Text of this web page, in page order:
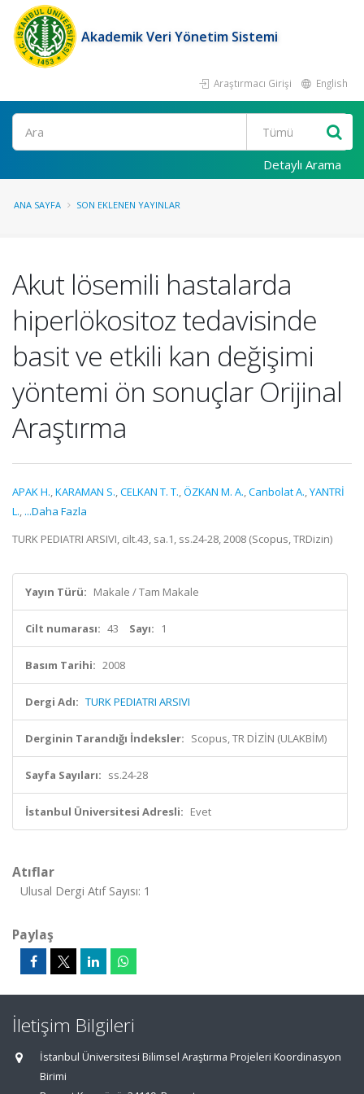
Akademik Veri Yönetim Sistemi
Araştırmacı Girişi English
Ara
Detaylı Arama
ANA SAYFA SON EKLENEN YAYINLAR
Akut lösemili hastalarda
hiperlökositoz tedavisinde
basit ve etkili kan değişimi
yöntemi ön sonuçlar Orijinal
Araştırma
APAK H.,KARAMAN S.,CELKAN T. T.,ÖZKAN M. A.,Canbolat A.,YANTRİ
L., ...Daha Fazla
TURK PEDIATRI ARSIVI, cilt.43, sa.1, ss.24-28, 2008 (Scopus, TRDizin)
Yayın Türü: Makale / Tam Makale
Cilt numarası: 43 Sayı: 1
Basım Tarihi: 2008
Dergi Adı: TURK PEDIATRI ARSIVI
Derginin Tarandığı İndeksler: Scopus, TR DİZİN (ULAKBİM)
Sayfa Sayıları: ss.24-28
İstanbul Üniversitesi Adresli: Evet
Atıflar
Ulusal Dergi Atıf Sayısı: 1
Paylaş
İletişim Bilgileri
İstanbul Üniversitesi Bilimsel Araştırma Projeleri Koordinasyon
Birimi